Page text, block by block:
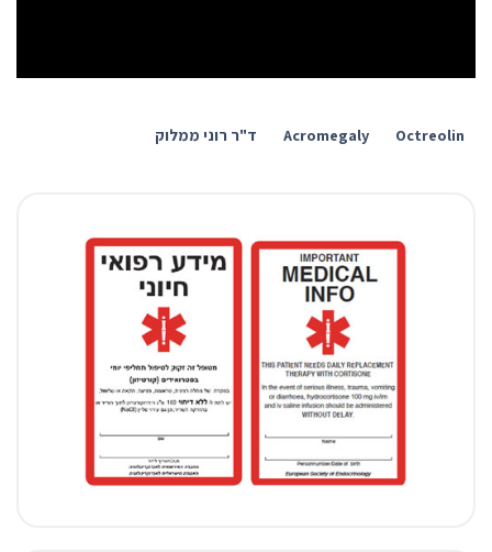
Acromegaly Octreolin ד"ר רוני ממלוק